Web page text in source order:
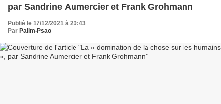
par Sandrine Aumercier et Frank Grohmann
Publié le 17/12/2021 à 20:43
Par Palim-Psao